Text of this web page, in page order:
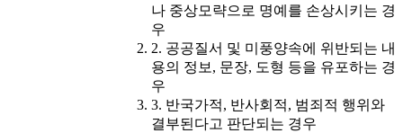
나 중상모략으로 명예를 손상시키는 경
우
2. 공공질서 및 미풍양속에 위반되는 내
용의 정보, 문장, 도형 등을 유포하는 경
우
3. 반국가적, 반사회적, 범죄적 행위와
결부된다고 판단되는 경우